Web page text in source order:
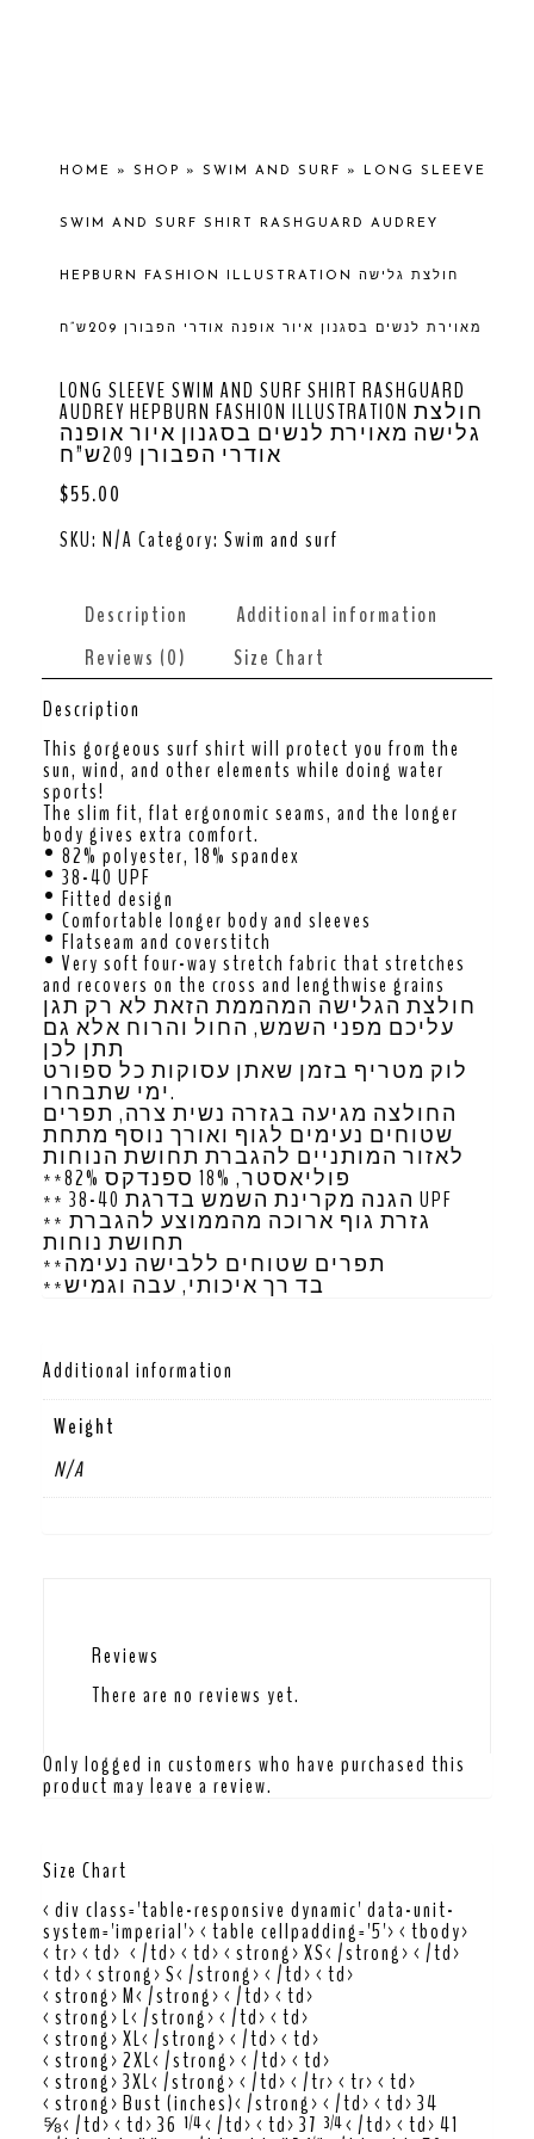
HOME » SHOP » SWIM AND SURF » LONG SLEEVE
SWIM AND SURF SHIRT RASHGUARD AUDREY
HEPBURN FASHION ILLUSTRATION חולצת גלישה
מאוירת לנשים בסגנון איור אופנה אודרי הפבורן 209ש”ח
LONG SLEEVE SWIM AND SURF SHIRT RASHGUARD
AUDREY HEPBURN FASHION ILLUSTRATION חולצת
גלישה מאוירת לנשים בסגנון איור אופנה
אודרי הפבורן 209ש”ח
$55.00
SKU: N/A Category: Swim and surf
Description
Additional information
Reviews (0)
Size Chart
Description
This gorgeous surf shirt will protect you from the
sun, wind, and other elements while doing water
sports!
The slim fit, flat ergonomic seams, and the longer
body gives extra comfort.
• 82% polyester, 18% spandex
• 38-40 UPF
• Fitted design
• Comfortable longer body and sleeves
• Flatseam and coverstitch
• Very soft four-way stretch fabric that stretches
and recovers on the cross and lengthwise grains
חולצת הגלישה המהממת הזאת לא רק תגן
עליכם מפני השמש, החול והרוח אלא גם
תתן לכן
לוק מטריף בזמן שאתן עסוקות כל ספורט
ימי שתבחרו.
החולצה מגיעה בגזרה נשית צרה, תפרים
שטוחים נעימים לגוף ואורך נוסף מתחת
לאזור המותניים להגברת תחושת הנוחות
**82% פוליאסטר, 18% ספנדקס
** הגנה מקרינת השמש בדרגת 38-40 UPF
** גזרת גוף ארוכה מהממוצע להגברת
תחושת נוחות
**תפרים שטוחים ללבישה נעימה
**בד רך איכותי, עבה וגמיש
Additional information
Weight
N/A
Reviews
There are no reviews yet.
Only logged in customers who have purchased this
product may leave a review.
Size Chart
<div class='table-responsive dynamic' data-unit-
system='imperial'><table cellpadding='5'><tbody>
<tr><td> </td><td><strong>XS</strong></td>
<td><strong>S</strong></td><td>
<strong>M</strong></td><td>
<strong>L</strong></td><td>
<strong>XL</strong></td><td>
<strong>2XL</strong></td><td>
<strong>3XL</strong></td></tr><tr><td>
<strong>Bust (inches)</strong></td><td>34
⅝</td><td>36 ¼</td><td>37 ¾</td><td>41